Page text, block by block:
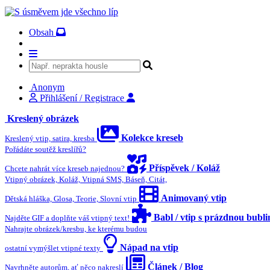
Obsah
Anonym
Přihlášení / Registrace
Kreslený obrázek
Kreslený vtip, satira, kresba Kolekce kreseb
Pořádáte soutěž kreslířů?
Chcete nahrát více kreseb najednou? Příspěvek / Koláž
Vtipný obrázek, Koláž, Vtipná SMS, Báseň, Citát,
Dětská hláška, Glosa, Teorie, Slovní vtip Animovaný vtip
Najděte GIF a doplňte váš vtipný text! Babl / vtip s prázdnou
Nahrajte obrázek/kresbu, ke kterému budou
ostatní vymýšlet vtipné texty Nápad na vtip
Navrhněte autorům, ať něco nakreslí Článek / Blog